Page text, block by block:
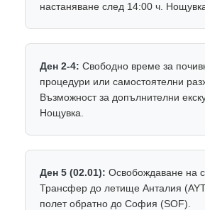
настаняване след 14:00 ч.
Ден 2-4: Свободно време за
процедури или самостоятелни
Възможност за допълнителни
Нощувка.
Ден 5 (02.01): Освобождаване на
Трансфер до летище Анталия
полет обратно до София (SOF).